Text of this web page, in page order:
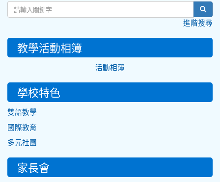
進階搜尋
教學活動相簿
活動相簿
學校特色
雙語教學
國際教育
多元社團
家長會